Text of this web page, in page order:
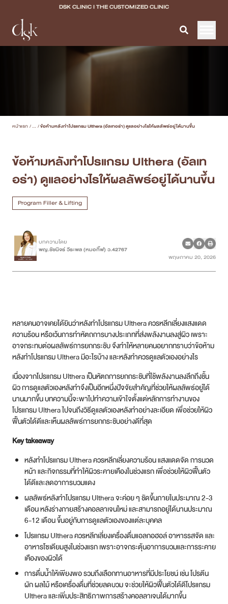
DSK CLINIC I THE CUSTOMIZED CLINIC
Program Filler & Lifting
Program Acne Scar
Program Skin Quality
Program Body Confidence
แพทย์ของเรา
เคสรีวิว
บทความ
โปรโมชั่น
รายชื่อสาขา
สาขา Siam Paragon
สาขา Asoke
สาขา MRT สุทธิสาร
สาขา เซ็นทรัลปิ่นเกล้า
สาขา บางนา
สาขา CDC
สาขา นครปฐม
ไทย
หน้าแรก /... /ข้อห้ามหลังทำโปรแกรม Ulthera (อัลเทอร่า) ดูแลอย่างไรให้ผลลัพธ์อยู่ได้นานขึ้น
ข้อห้ามหลังทำโปรแกรม Ulthera (อัลเท
อร่า) ดูแลอย่างไรให้ผลลัพธ์อยู่ได้นานขึ้น
Program Filler & Lifting
บทความโดย
พญ.ชัชนิจร์ วีระพล (หมอกิ๊ฟ) ว.42767
พฤษภาคม 20, 2026
หลายคนอาจเคยได้ยินว่าหลังทำโปรแกรม Ulthera ควรหลีกเลี่ยงแสงแดด
ความร้อน หรือเว้นการทำหัตถการบางประเภทที่ส่งพลังงานลงสู่ผิว เพราะ
อาจกระทบต่อผลลัพธ์การยกกระชับ จึงทำให้หลายคนอยากทราบว่าข้อห้าม
หลังทำโปรแกรม Ulthera มีอะไรบ้าง และหลังทำควรดูแลตัวเองอย่างไร
เนื่องจากโปรแกรม Ulthera เป็นหัตถการยกกระชับที่ใช้พลังงานลงลึกถึงชั้น
ผิว การดูแลตัวเองหลังทำจึงเป็นอีกหนึ่งปัจจัยสำคัญที่ช่วยให้ผลลัพธ์อยู่ได้
นานมากขึ้น บทความนี้จะพาไปทำความเข้าใจตั้งแต่หลักการทำงานของ
โปรแกรม Ulthera ไปจนถึงวิธีดูแลตัวเองหลังทำอย่างละเอียด เพื่อช่วยให้ผิว
ฟื้นตัวได้ดีและเห็นผลลัพธ์การยกกระชับอย่างดีที่สุด
Key takeaway
หลังทำโปรแกรม Ulthera ควรหลีกเลี่ยงความร้อน แสงแดดจัด การนวด
หน้า และกิจกรรมที่ทำให้ผิวระคายเคืองในช่วงแรก เพื่อช่วยให้ผิวฟื้นตัว
ได้ดีและลดอาการบวมแดง
ผลลัพธ์หลังทำโปรแกรม Ulthera จะค่อย ๆ ชัดขึ้นภายในประมาณ 2-3
เดือน หลังร่างกายสร้างคอลลาเจนใหม่ และสามารถอยู่ได้นานประมาณ
6-12 เดือน ขึ้นอยู่กับการดูแลตัวเองของแต่ละบุคคล
โปรแกรม Ulthera ควรหลีกเลี่ยงเครื่องดื่มแอลกอฮอล์ อาหารรสจัด และ
อาหารโซเดียมสูงในช่วงแรก เพราะอาจกระตุ้นอาการบวมและการระคาย
เคืองของผิวได้
การดื่มน้ำให้เพียงพอ รวมถึงเลือกทานอาหารที่มีประโยชน์ เช่น โปรตีน
ผัก ผลไม้ หรือเครื่องดื่มที่ช่วยลดบวม จะช่วยให้ผิวฟื้นตัวได้ดีโปรแกรม
Ulthera และเพิ่มประสิทธิภาพการสร้างคอลลาเจนได้มากขึ้น